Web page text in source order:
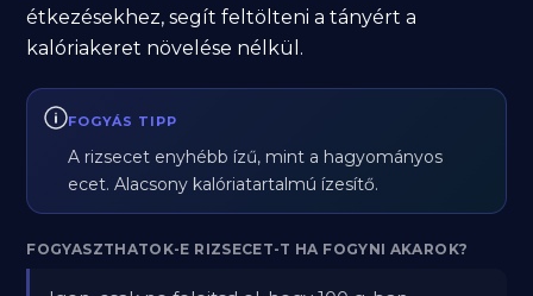
étkezésekhez, segít feltölteni a tányért a
kalóriakeret növelése nélkül.
FOGYÁS TIPP
A rizsecet enyhébb ízű, mint a hagyományos
ecet. Alacsony kalóriatartalmú ízesítő.
FOGYASZTHATOK-E RIZSECET-T HA FOGYNI AKAROK?